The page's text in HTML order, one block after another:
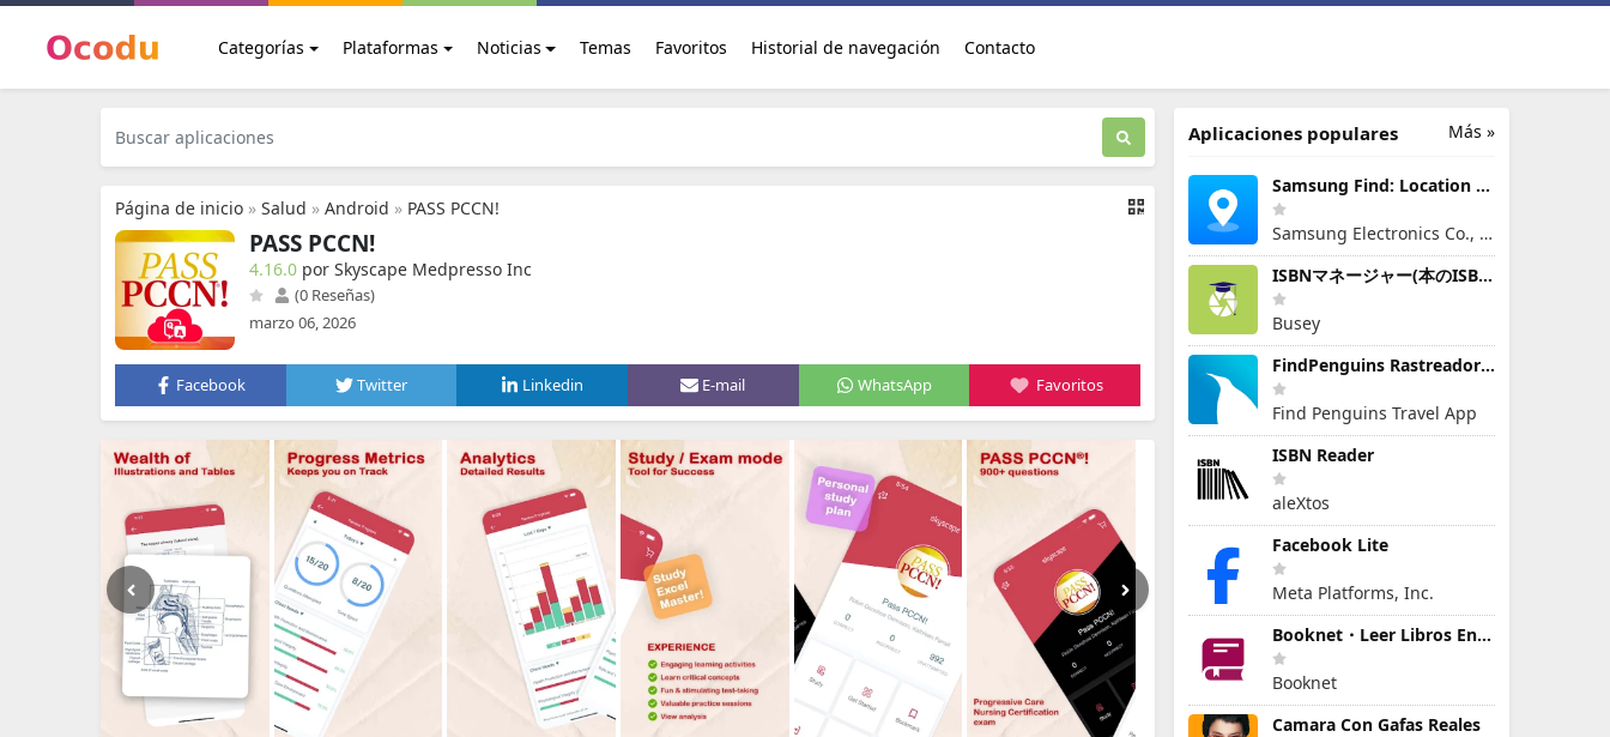
Categorías Plataformas Noticias Temas Favoritos Historial de navegación Contacto
Página de inicio » Salud » Android » PASS PCCN!
PASS PCCN!
4.16.0 por Skyscape Medpresso Inc
(0 Reseñas)
marzo 06, 2026
Facebook Twitter Linkedin E-mail WhatsApp Favoritos
Más »
Aplicaciones populares
Samsung Find: Location Sharing
Samsung Electronics Co., Ltd.
ISBNマネージャー(本のISBN読み取り・文字認識)
Busey
FindPenguins Rastreador Viajes
Find Penguins Travel App
ISBN Reader
aleXtos
Facebook Lite
Meta Platforms, Inc.
Booknet・Leer Libros En Español
Booknet
Camara Con Gafas Reales